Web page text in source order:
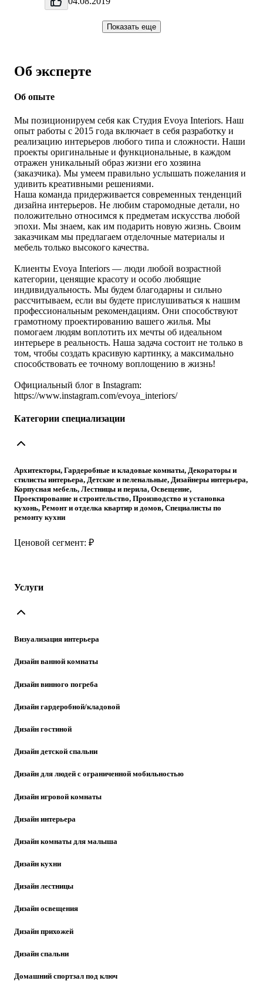
Показать еще
Об эксперте
Об опыте
Мы позиционируем себя как Студия Evoya Interiors. Наш
опыт работы c 2015 года включает в себя разработку и
реализацию интерьеров любого типа и сложности. Наши
проекты оригинальные и функциональные, в каждом
отражен уникальный образ жизни его хозяина
(заказчика). Мы умеем правильно услышать пожелания и
удивить креативными решениями.
Наша команда придерживается современных тенденций
дизайна интерьеров. Не любим старомодные детали, но
положительно относимся к предметам искусства любой
эпохи. Мы знаем, как им подарить новую жизнь. Своим
заказчикам мы предлагаем отделочные материалы и
мебель только высокого качества.
Клиенты Evoya Interiors — люди любой возрастной
категории, ценящие красоту и особо любящие
индивидуальность. Мы будем благодарны и сильно
рассчитываем, если вы будете прислушиваться к нашим
профессиональным рекомендациям. Они способствуют
грамотному проектированию вашего жилья. Мы
помогаем людям воплотить их мечты об идеальном
интерьере в реальность. Наша задача состоит не только в
том, чтобы создать красивую картинку, а максимально
способствовать ее точному воплощению в жизнь!
Официальный блог в Instagram:
https://www.instagram.com/evoya_interiors/
Категории специализации
Архитекторы, Гардеробные и кладовые комнаты, Декораторы и
стилисты интерьера, Детские и пеленальные, Дизайнеры интерьера,
Корпусная мебель, Лестницы и перила, Освещение,
Проектирование и строительство, Производство и установка
кухонь, Ремонт и отделка квартир и домов, Специалисты по
ремонту кухни
Ценовой сегмент: ₽
Услуги
Визуализация интерьера
Дизайн ванной комнаты
Дизайн винного погреба
Дизайн гардеробной/кладовой
Дизайн гостиной
Дизайн детской спальни
Дизайн для людей с ограниченной мобильностью
Дизайн игровой комнаты
Дизайн интерьера
Дизайн комнаты для малыша
Дизайн кухни
Дизайн лестницы
Дизайн освещения
Дизайн прихожей
Дизайн спальни
Домашний спортзал под ключ